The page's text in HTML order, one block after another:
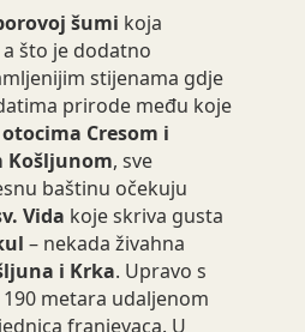
šumi koja
što je dodatno
stijenama gdje
prirode među koje
otocima Cresom i
Košljunom, sve
baštinu očekuju
Vida koje skriva gusta
– nekada živahna
i Krka. Upravo s
metara udaljenom
franjevaca. U